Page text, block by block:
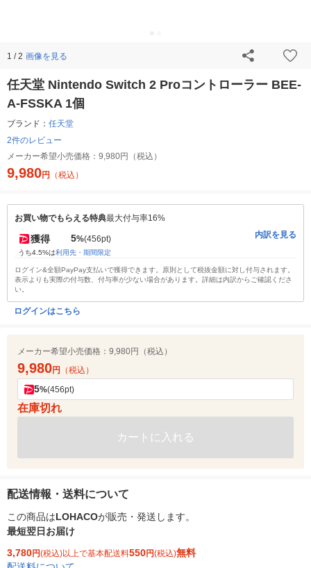
1 / 2 画像を見る
任天堂 Nintendo Switch 2 Proコントローラー BEE-
A-FSSKA 1個
ブランド： 任天堂
2件のレビュー
メーカー希望小売価格： 9,980円（税込）
9,980円 （税込）
お買い物でもらえる特典最大付与率16%
獲得 5%(456pt)
うち4.5%は利用先・期間限定
内訳を見る
ログイン&全額PayPay支払いで獲得できます。原則として税抜金額に対し付与されます。
表示よりも実際の付与数、付与率が少ない場合があります。詳細は内訳からご確認くださ
い。
ログインはこちら
メーカー希望小売価格： 9,980円（税込）
9,980円 （税込）
5%(456pt)
在庫切れ
カートに入れる
配送情報・送料について
この商品はLOHACOが販売・発送します。
最短翌日お届け
3,780円(税込)以上で基本配送料550円(税込)無料